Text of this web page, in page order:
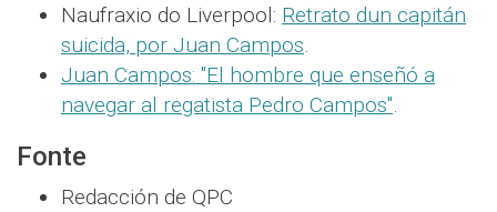
Naufraxio do Liverpool: Retrato dun capitán
suicida, por Juan Campos.
Juan Campos: "El hombre que enseñó a
navegar al regatista Pedro Campos".
Fonte
Redacción de QPC